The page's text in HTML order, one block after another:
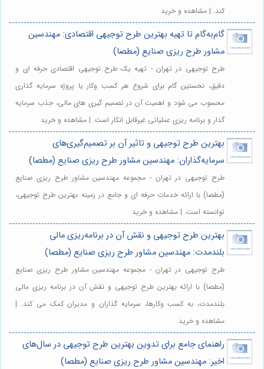
کند. | مشاهده و خرید
گام‌به‌گام تا تهیه بهترین طرح توجیهی اقتصادی: مهندسین
مشاور طرح ریزی صنایع (مطصا)
طرح توجیهی در تهران - تهیه یک طرح توجیهی اقتصادی حرفه ای و
دقیق، نخستین گام برای شروع هر کسب وکار یا پروژه سرمایه گذاری
محسوب می شود و اهمیت آن در تصمیم گیری های مالی، جذب سرمایه
گذار و برنامه ریزی عملیاتی غیرقابل انکار است. | مشاهده و خرید
بهترین طرح توجیهی و تاثیر آن بر تصمیم‌گیری‌های
سرمایه‌گذاران: مهندسین مشاور طرح ریزی صنایع (مطصا)
طرح توجیهی در تهران - مجموعه مهندسین مشاور طرح ریزی صنایع
(مطصا) با ارائه خدمات حرفه ای و جامع در زمینه بهترین طرح توجیهی،
توانسته است. | مشاهده و خرید
بهترین طرح توجیهی و نقش آن در برنامه‌ریزی مالی
بلندمدت: مهندسین مشاور طرح ریزی صنایع (مطصا)
طرح توجیهی در تهران - مجموعه مهندسین مشاور طرح ریزی صنایع
(مطصا) با ارائه بهترین طرح توجیهی و نقش آن در برنامه ریزی مالی
بلندمدت، به کسب وکارها، سرمایه گذاران و مدیران کمک می کند. |
مشاهده و خرید
راهنمای جامع برای تدوین بهترین طرح توجیهی در سال‌های
اخیر: مهندسین مشاور طرح ریزی صنایع (مطصا)